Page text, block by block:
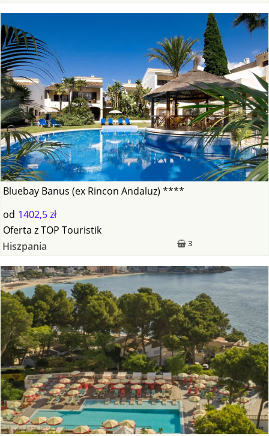
Bluebay Banus (ex Rincon Andaluz) ****
od 1402,5 zł
3
Oferta zTOP Touristik
Hiszpania